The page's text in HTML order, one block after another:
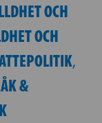
OCH
OCH
,
&